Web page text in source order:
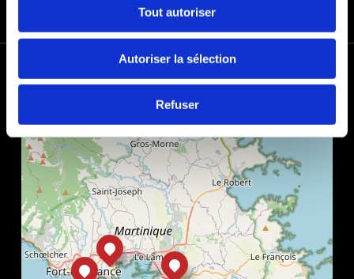
Tout autoriser
Autoriser la sélection
Refuser